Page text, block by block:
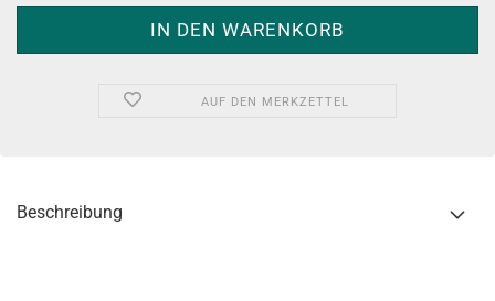
AUF DEN MERKZETTEL
Beschreibung